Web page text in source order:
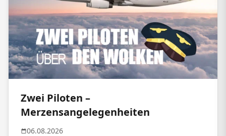
Zwei Piloten –
Merzensangelegenheiten
06.08.2026